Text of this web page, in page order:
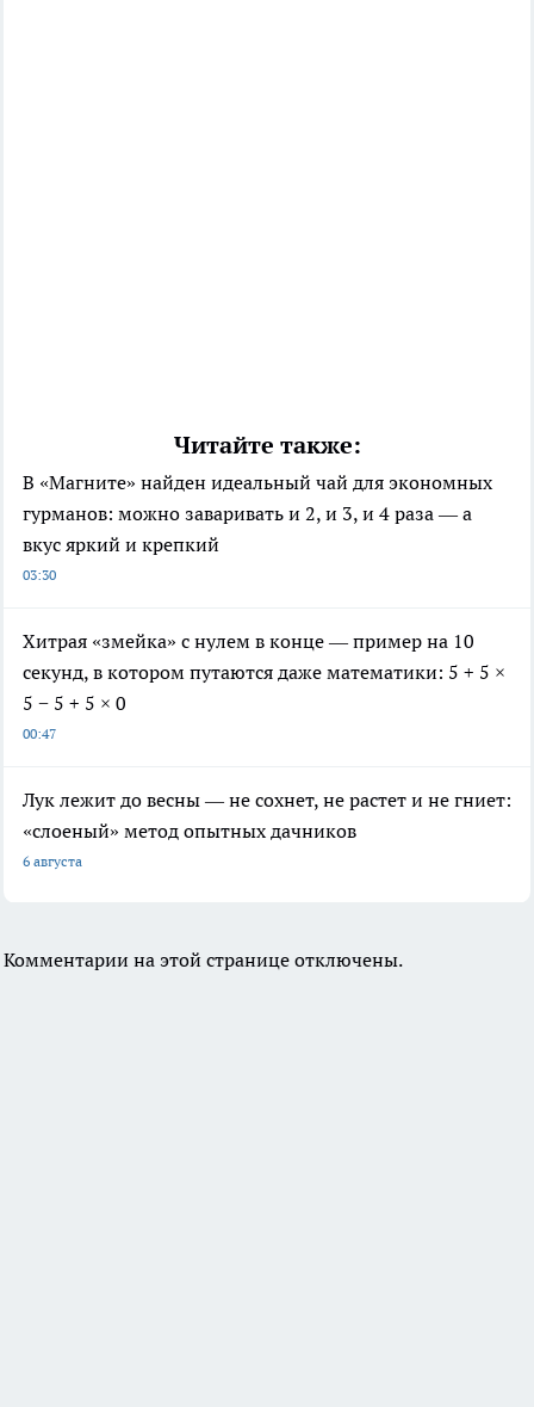
Читайте также:
В «Магните» найден идеальный чай для экономных
гурманов: можно заваривать и 2, и 3, и 4 раза — а
вкус яркий и крепкий
03:30
Хитрая «змейка» с нулем в конце — пример на 10
секунд, в котором путаются даже математики: 5 + 5 ×
5 − 5 + 5 × 0
00:47
Лук лежит до весны — не сохнет, не растет и не гниет:
«слоеный» метод опытных дачников
6 августа
Комментарии на этой странице отключены.